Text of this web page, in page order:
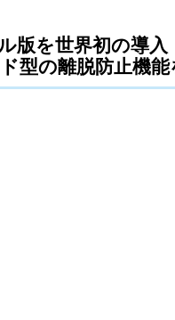
版を世界初の導入
型の離脱防止機能